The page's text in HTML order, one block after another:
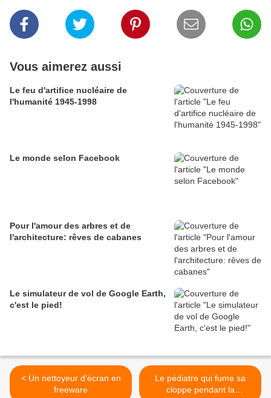
Vous aimerez aussi
Le feu d'artifice nucléaire de
l'humanité 1945-1998
Le monde selon Facebook
Pour l'amour des arbres et de
l'architecture: rêves de cabanes
Le simulateur de vol de Google Earth,
c'est le pied!
< Un nettoyeur d'écran en
freeware
Le pédiatre qui fume sa
cloppe pendant la